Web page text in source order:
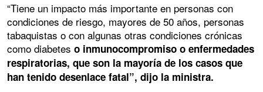
“Tiene un impacto más importante en personas con
condiciones de riesgo, mayores de 50 años, personas
tabaquistas o con algunas otras condiciones crónicas
como diabetes o inmunocompromiso o enfermedades
respiratorias, que son la mayoría de los casos que
han tenido desenlace fatal”, dijo la ministra.